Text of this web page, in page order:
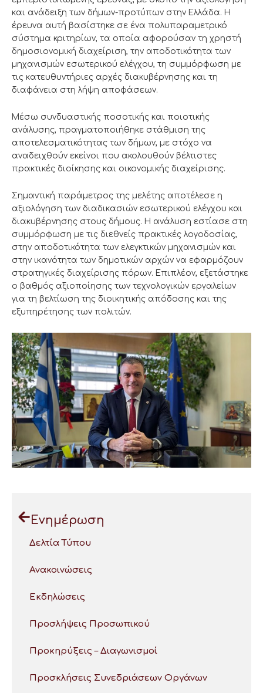
και ανάδειξη των δήμων-προτύπων στην Ελλάδα. Η
έρευνα αυτή βασίστηκε σε ένα πολυπαραμετρικό
σύστημα κριτηρίων, τα οποία αφορούσαν τη χρηστή
δημοσιονομική διαχείριση, την αποδοτικότητα των
μηχανισμών εσωτερικού ελέγχου, τη συμμόρφωση με
τις κατευθυντήριες αρχές διακυβέρνησης και τη
διαφάνεια στη λήψη αποφάσεων.
Μέσω συνδυαστικής ποσοτικής και ποιοτικής
ανάλυσης, πραγματοποιήθηκε στάθμιση της
αποτελεσματικότητας των δήμων, με στόχο να
αναδειχθούν εκείνοι που ακολουθούν βέλτιστες
πρακτικές διοίκησης και οικονομικής διαχείρισης.
Σημαντική παράμετρος της μελέτης αποτέλεσε η
αξιολόγηση των διαδικασιών εσωτερικού ελέγχου και
διακυβέρνησης στους δήμους. Η ανάλυση εστίασε στη
συμμόρφωση με τις διεθνείς πρακτικές λογοδοσίας,
στην αποδοτικότητα των ελεγκτικών μηχανισμών και
στην ικανότητα των δημοτικών αρχών να εφαρμόζουν
στρατηγικές διαχείρισης πόρων. Επιπλέον, εξετάστηκε
ο βαθμός αξιοποίησης των τεχνολογικών εργαλείων
για τη βελτίωση της διοικητικής απόδοσης και της
εξυπηρέτησης των πολιτών.
Ενημέρωση
Δελτία Τύπου
Ανακοινώσεις
Εκδηλώσεις
Προσλήψεις Προσωπικού
Προκηρύξεις – Διαγωνισμοί
Προσκλήσεις Συνεδριάσεων Οργάνων